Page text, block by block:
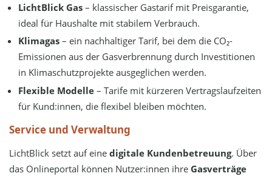
LichtBlick Gas – klassischer Gastarif mit Preisgarantie,
ideal für Haushalte mit stabilem Verbrauch.
Klimagas – ein nachhaltiger Tarif, bei dem die CO₂-
Emissionen aus der Gasverbrennung durch Investitionen
in Klimaschutzprojekte ausgeglichen werden.
Flexible Modelle – Tarife mit kürzeren Vertragslaufzeiten
für Kund:innen, die flexibel bleiben möchten.
Service und Verwaltung
LichtBlick setzt auf einedigitale Kundenbetreuung. Über
das Onlineportal können Nutzer:innen ihre Gasverträge